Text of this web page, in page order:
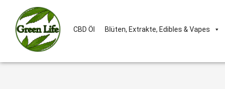
CBD Öl Blüten, Extrakte, Edibles & Vapes